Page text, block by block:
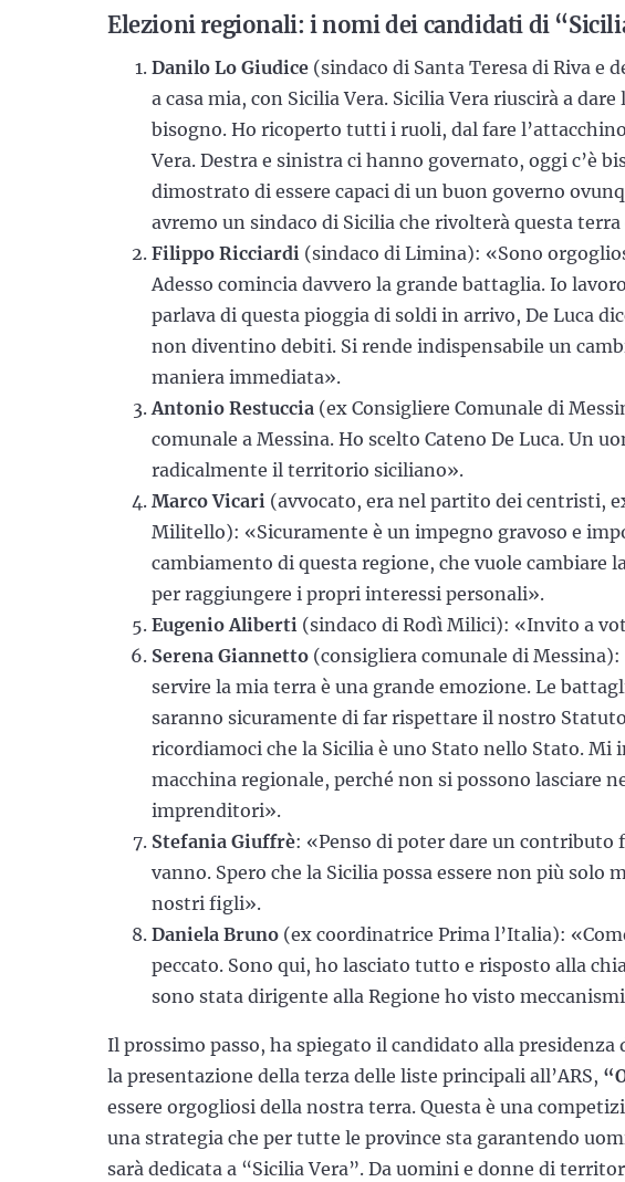
Elezioni regionali: i nomi dei candidati di
Danilo Lo Giudice (sindaco di Santa Teresa di Riva e
a casa mia, con Sicilia Vera. Sicilia Vera riuscirà a
bisogno. Ho ricoperto tutti i ruoli, dal fare
Vera. Destra e sinistra ci hanno governato, oggi c’è
dimostrato di essere capaci di un buon governo
avremo un sindaco di Sicilia che rivolterà questa
Filippo Ricciardi (sindaco di Limina): «Sono
Adesso comincia davvero la grande battaglia. Io
parlava di questa pioggia di soldi in arrivo, De Luca
non diventino debiti. Si rende indispensabile un
maniera immediata».
Antonio Restuccia (ex Consigliere Comunale di
comunale a Messina. Ho scelto Cateno De Luca. Un
radicalmente il territorio siciliano».
Marco Vicari (avvocato, era nel partito dei centristi,
Militello): «Sicuramente è un impegno gravoso e
cambiamento di questa regione, che vuole cambiare
per raggiungere i propri interessi personali».
Eugenio Aliberti (sindaco di Rodì Milici): «Invito a
Serena Giannetto (consigliera comunale di Messina):
servire la mia terra è una grande emozione. Le
saranno sicuramente di far rispettare il nostro
ricordiamoci che la Sicilia è uno Stato nello Stato. Mi
macchina regionale, perché non si possono lasciare
imprenditori».
Stefania Giuffrè: «Penso di poter dare un contributo
vanno. Spero che la Sicilia possa essere non più solo
nostri figli».
Daniela Bruno (ex coordinatrice Prima l’Italia):
peccato. Sono qui, ho lasciato tutto e risposto alla
sono stata dirigente alla Regione ho visto
Il prossimo passo, ha spiegato il candidato alla presidenza
la presentazione della terza delle liste principali all’ARS,
essere orgogliosi della nostra terra. Questa è una
una strategia che per tutte le province sta garantendo
sarà dedicata a “Sicilia Vera”. Da uomini e donne di